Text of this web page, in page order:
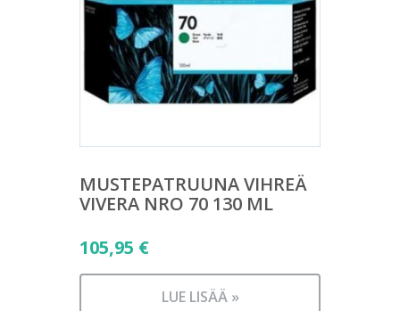
MUSTEPATRUUNA VIHREÄ
VIVERA NRO 70 130 ML
105,95 €
LUE LISÄÄ »